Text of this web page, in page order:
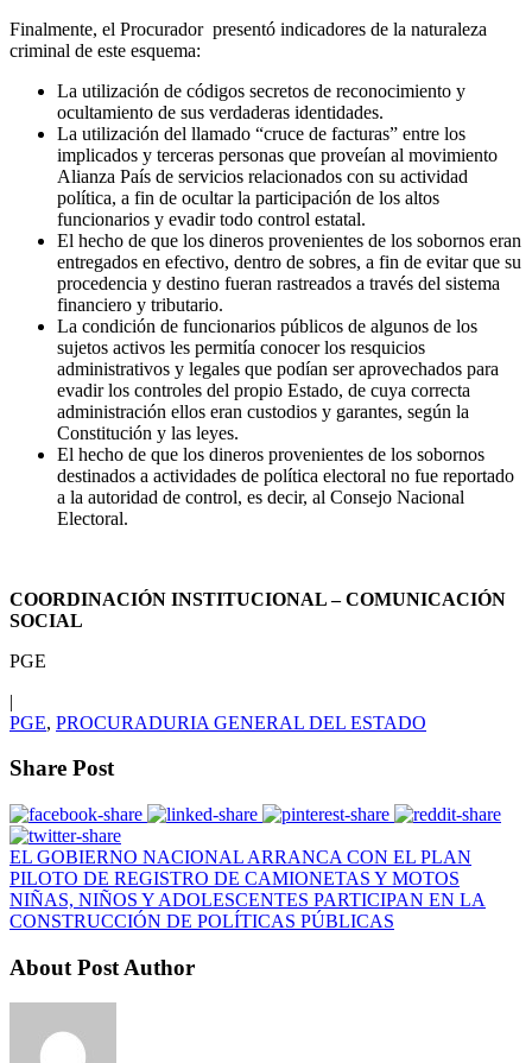
Finalmente, el Procurador presentó indicadores de la naturaleza
criminal de este esquema:
La utilización de códigos secretos de reconocimiento y
ocultamiento de sus verdaderas identidades.
La utilización del llamado “cruce de facturas” entre los
implicados y terceras personas que proveían al movimiento
Alianza País de servicios relacionados con su actividad
política, a fin de ocultar la participación de los altos
funcionarios y evadir todo control estatal.
El hecho de que los dineros provenientes de los sobornos eran
entregados en efectivo, dentro de sobres, a fin de evitar que su
procedencia y destino fueran rastreados a través del sistema
financiero y tributario.
La condición de funcionarios públicos de algunos de los
sujetos activos les permitía conocer los resquicios
administrativos y legales que podían ser aprovechados para
evadir los controles del propio Estado, de cuya correcta
administración ellos eran custodios y garantes, según la
Constitución y las leyes.
El hecho de que los dineros provenientes de los sobornos
destinados a actividades de política electoral no fue reportado
a la autoridad de control, es decir, al Consejo Nacional
Electoral.
COORDINACIÓN INSTITUCIONAL – COMUNICACIÓN
SOCIAL
PGE
|
PGE, PROCURADURIA GENERAL DEL ESTADO
Share Post
EL GOBIERNO NACIONAL ARRANCA CON EL PLAN
PILOTO DE REGISTRO DE CAMIONETAS Y MOTOS
NIÑAS, NIÑOS Y ADOLESCENTES PARTICIPAN EN LA
CONSTRUCCIÓN DE POLÍTICAS PÚBLICAS
About Post Author